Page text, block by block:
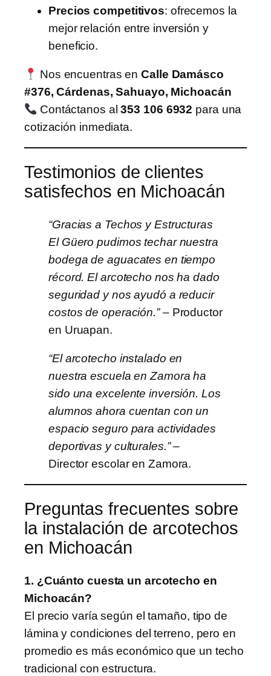
Precios competitivos: ofrecemos la
mejor relación entre inversión y
beneficio.
Nos encuentras enCalle Damásco
#376, Cárdenas, Sahuayo, Michoacán
Contáctanos al353 106 6932 para una
cotización inmediata.
Testimonios de clientes
satisfechos en Michoacán
“Gracias a Techos y Estructuras
El Güero pudimos techar nuestra
bodega de aguacates en tiempo
récord. El arcotecho nos ha dado
seguridad y nos ayudó a reducir
costos de operación.”– Productor
en Uruapan.
“El arcotecho instalado en
nuestra escuela en Zamora ha
sido una excelente inversión. Los
alumnos ahora cuentan con un
espacio seguro para actividades
deportivas y culturales.”–
Director escolar en Zamora.
Preguntas frecuentes sobre
la instalación de arcotechos
en Michoacán
1. ¿Cuánto cuesta un arcotecho en
Michoacán?
El precio varía según el tamaño, tipo de
lámina y condiciones del terreno, pero en
promedio es más económico que un techo
tradicional con estructura.